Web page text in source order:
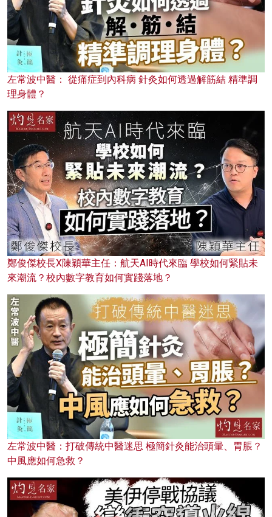
左常波中醫： 從痛症到內科病 針灸如何透過解筋結 精準調
理身體？
鄭俊傑校長X陳穎華主任：航天AI時代來臨 學校如何緊貼未
來潮流？校內數字教育如何實踐落地？
左常波中醫：打破傳統中醫迷思 極簡針灸能治頭暈、胃脹？
中風應如何急救？